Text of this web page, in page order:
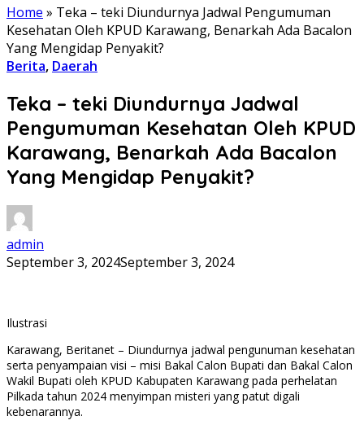
Home » Teka – teki Diundurnya Jadwal Pengumuman
Kesehatan Oleh KPUD Karawang, Benarkah Ada Bacalon
Yang Mengidap Penyakit?
Berita, Daerah
Teka – teki Diundurnya Jadwal
Pengumuman Kesehatan Oleh KPUD
Karawang, Benarkah Ada Bacalon
Yang Mengidap Penyakit?
admin
September 3, 2024September 3, 2024
Ilustrasi
Karawang, Beritanet – Diundurnya jadwal pengunuman kesehatan
serta penyampaian visi – misi Bakal Calon Bupati dan Bakal Calon
Wakil Bupati oleh KPUD Kabupaten Karawang pada perhelatan
Pilkada tahun 2024 menyimpan misteri yang patut digali
kebenarannya.